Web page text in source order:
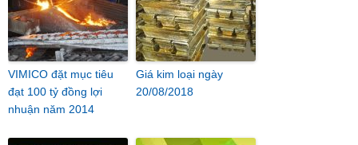
VIMICO đặt mục tiêu
đạt 100 tỷ đồng lợi
nhuận năm 2014
Giá kim loại ngày
20/08/2018